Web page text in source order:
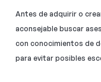
Antes de adquirir o
aconsejable buscar
con conocimientos de
para evitar posibles